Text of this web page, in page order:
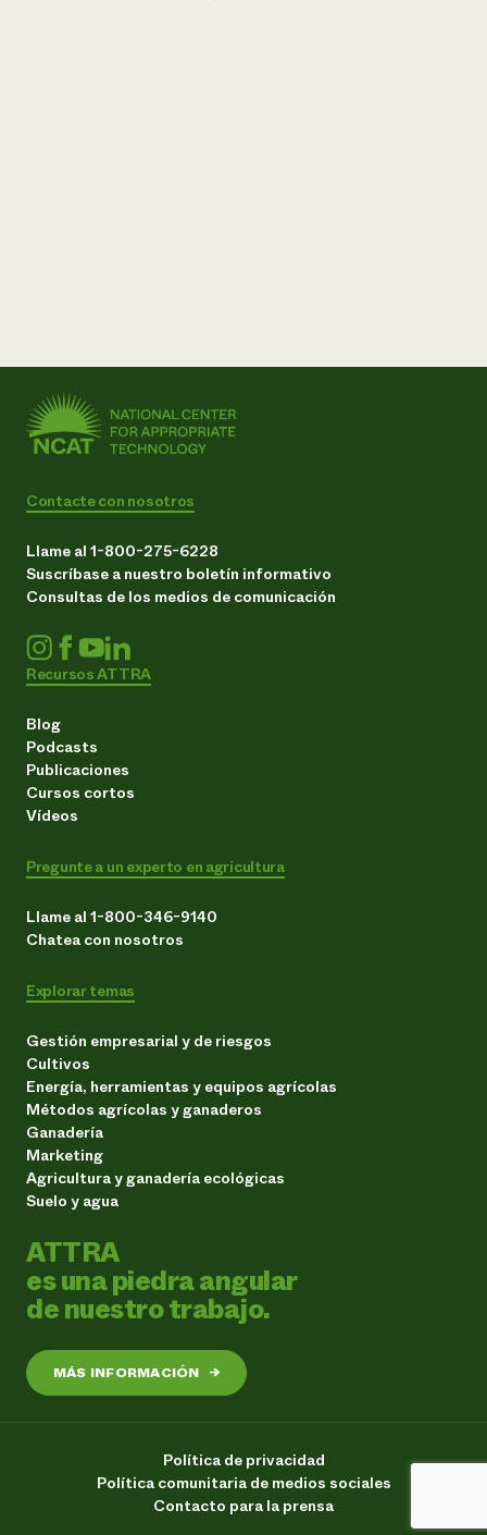
Contacte con nosotros
Llame al 1-800-275-6228
Suscríbase a nuestro boletín informativo
Consultas de los medios de comunicación
Recursos ATTRA
Blog
Podcasts
Publicaciones
Cursos cortos
Vídeos
Pregunte a un experto en agricultura
Llame al 1-800-346-9140
Chatea con nosotros
Explorar temas
Gestión empresarial y de riesgos
Cultivos
Energía, herramientas y equipos agrícolas
Métodos agrícolas y ganaderos
Ganadería
Marketing
Agricultura y ganadería ecológicas
Suelo y agua
ATTRA
es una piedra angular
de nuestro trabajo.
MÁS INFORMACIÓN →
Política de privacidad
Política comunitaria de medios sociales
Contacto para la prensa